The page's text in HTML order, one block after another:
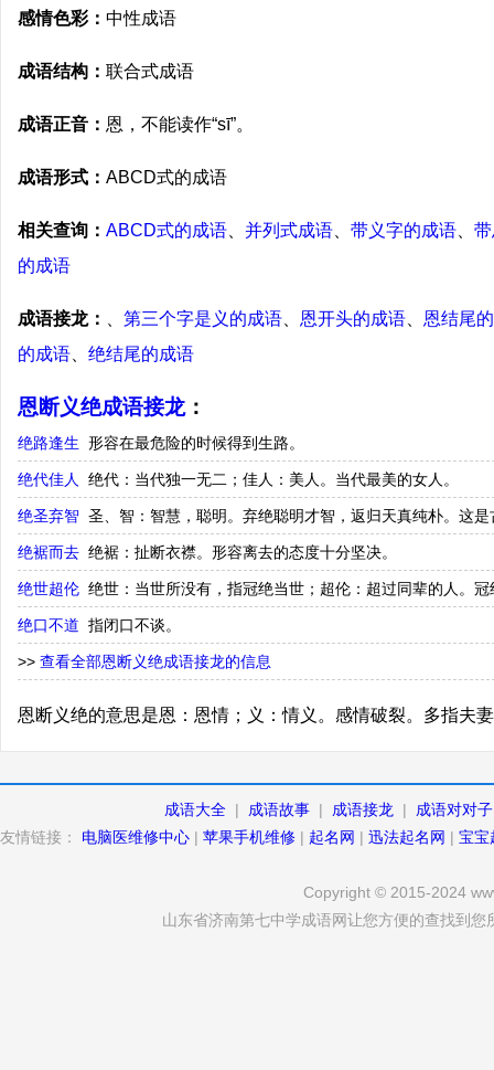
感情色彩： 中性成语
成语结构： 联合式成语
成语正音： 恩，不能读作“sī”。
成语形式： ABCD式的成语
相关查询： ABCD式的成语 并列式成语 带义字的成语
的成语
成语接龙： 第三个字是义的成语 恩开头的成语
恩结尾
的成语
绝结尾的成语
恩断义绝成语接龙：
绝路逢生 形容在最危险的时候得到生路。
绝代佳人 绝代：当代独一无二；佳人：美人。当代最美的女人。
绝圣弃智 圣、智：智慧，聪明。弃绝聪明才智，返归天真纯朴。这
绝裾而去 绝裾：扯断衣襟。形容离去的态度十分坚决。
绝世超伦 绝世：当世所没有，指冠绝当世；超伦：超过同辈的人。
绝口不道 指闭口不谈。
>> 查看全部恩断义绝成语接龙的信息
恩断义绝的意思是恩：恩情；义：情义。感情破裂。多指夫
成语大全 | 成语故事 | 成语接龙 |
成语对对子
友情链接：
电脑医维修中心 | 苹果手机维修 | 起名网 | 迅法起名网 | 宝宝
Copyright © 2015-2024
山东省济南第七中学成语网让您方便的查找到您